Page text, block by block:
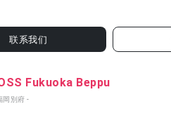
联系我们
Fukuoka Beppu
岡別府 -